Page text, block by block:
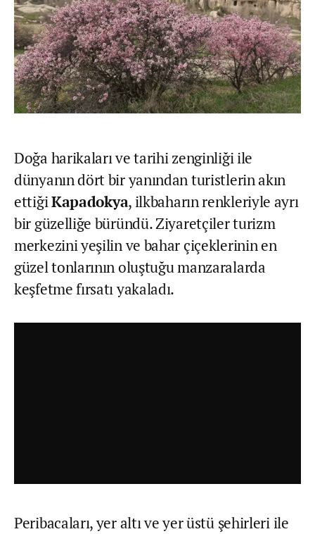
Doğa harikaları ve tarihi zenginliği ile
dünyanın dört bir yanından turistlerin akın
ettiğiKapadokya, ilkbaharın renkleriyle ayrı
bir güzelliğe büründü. Ziyaretçiler turizm
merkezini yeşilin ve bahar çiçeklerinin en
güzel tonlarının oluştuğu manzaralarda
keşfetme fırsatı yakaladı.
Peribacaları, yer altı ve yer üstü şehirleri ile